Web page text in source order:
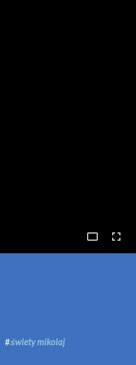
#świety mikolaj